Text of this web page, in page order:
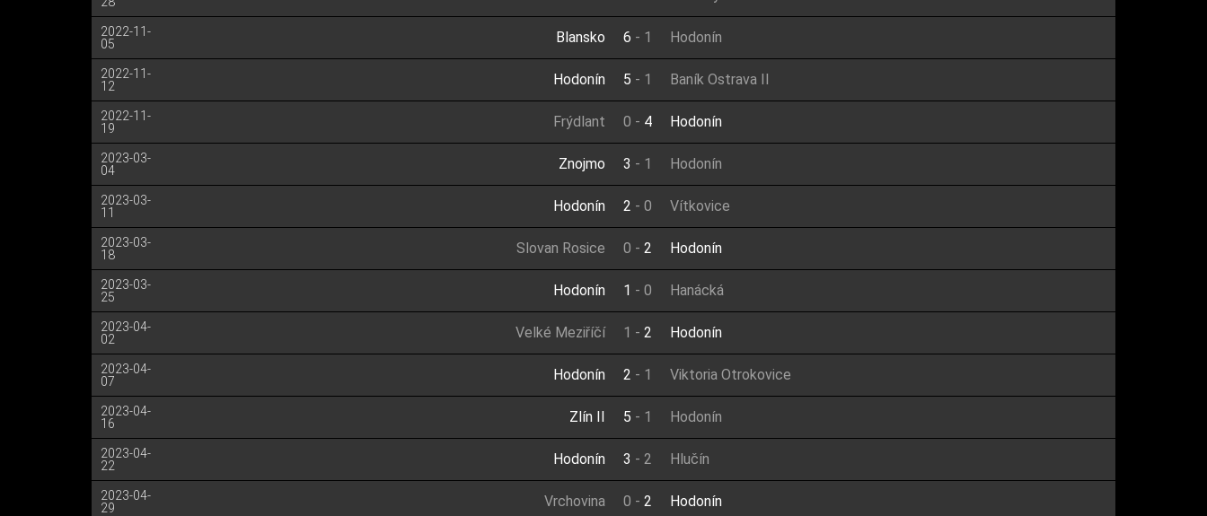
2022-11-
05
Blansko 6 - 1 Hodonín
2022-11-
12
Hodonín 5 - 1 Baník Ostrava II
2022-11-
19
Frýdlant 0 - 4 Hodonín
2023-03-
04
Znojmo 3 - 1 Hodonín
2023-03-
11
Hodonín 2 - 0 Vítkovice
2023-03-
18
Slovan Rosice 0 - 2 Hodonín
2023-03-
25
Hodonín 1 - 0 Hanácká
2023-04-
02
Velké Meziříčí 1 - 2 Hodonín
2023-04-
07
Hodonín 2 - 1 Viktoria Otrokovice
2023-04-
16
Zlín II 5 - 1 Hodonín
2023-04-
22
Hodonín 3 - 2 Hlučín
2023-04-
29
Vrchovina 0 - 2 Hodonín